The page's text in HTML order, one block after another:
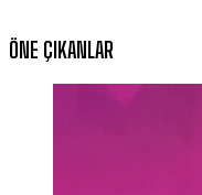
ÖNE ÇIKANLAR